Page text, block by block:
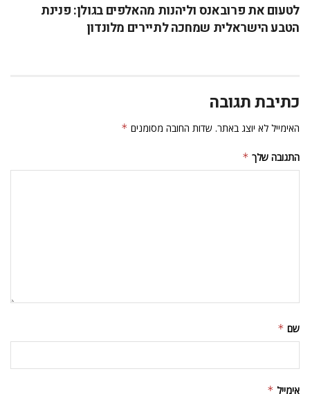
לטעום את פרובאנס וליהנות מהאלפים בגולן: פנינת
הטבע הישראלית שמחכה לתיירים מלונדון
כתיבת תגובה
האימייל לא יוצג באתר. שדות החובה מסומנים *
התגובה שלך *
שם *
אימייל *